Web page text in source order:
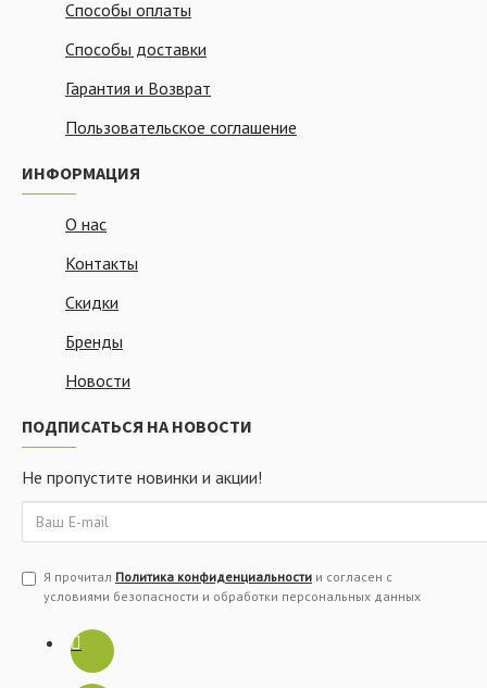
Способы оплаты
Способы доставки
Гарантия и Возврат
Пользовательское соглашение
ИНФОРМАЦИЯ
О нас
Контакты
Скидки
Бренды
Новости
ПОДПИСАТЬСЯ НА НОВОСТИ
Не пропустите новинки и акции!
Я прочитал Политика конфиденциальности и согласен с
условиями безопасности и обработки персональных данных